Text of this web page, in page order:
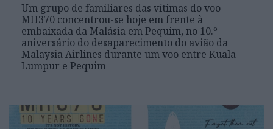
Um grupo de familiares das vítimas do voo
MH370 concentrou-se hoje em frente à
embaixada da Malásia em Pequim, no 10.º
aniversário do desaparecimento do avião da
Malaysia Airlines durante um voo entre Kuala
Lumpur e Pequim